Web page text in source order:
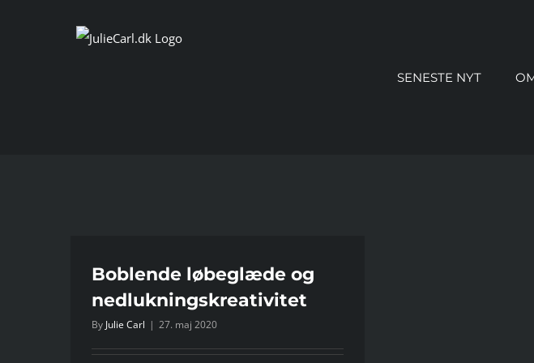
SENESTE NYT
Boblende løbeglæde og
nedlukningskreativitet
By Julie Carl | 27. maj 2020